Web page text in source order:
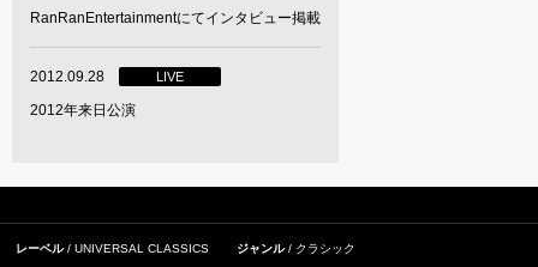
RanRanEntertainmentにてインタビュー掲載
2012.09.28 LIVE
2012年来日公演
レーベル UNIVERSAL CLASSICS ジャンル クラシック